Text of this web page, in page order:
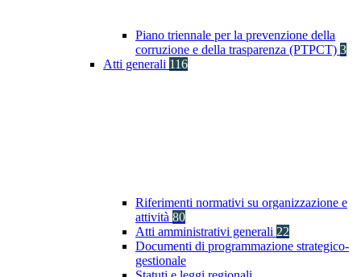
Piano triennale per la prevenzione della
corruzione e della trasparenza (PTPCT) 3
Atti generali 116
Riferimenti normativi su organizzazione e
attività 80
Atti amministrativi generali 22
Documenti di programmazione strategico-
gestionale